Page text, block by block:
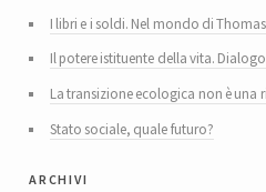
I libri e i soldi. Nel mondo di
Il potere istituente della vita.
La transizione ecologica non è
Stato sociale, quale futuro?
archivi